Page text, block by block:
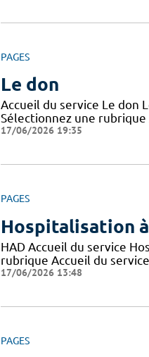
PAGES
Le don
Accueil du service Le don
Sélectionnez une
17/06/2026 19:35
PAGES
Hospitalisation
HAD Accueil du service
rubrique Accueil du
17/06/2026 13:48
PAGES